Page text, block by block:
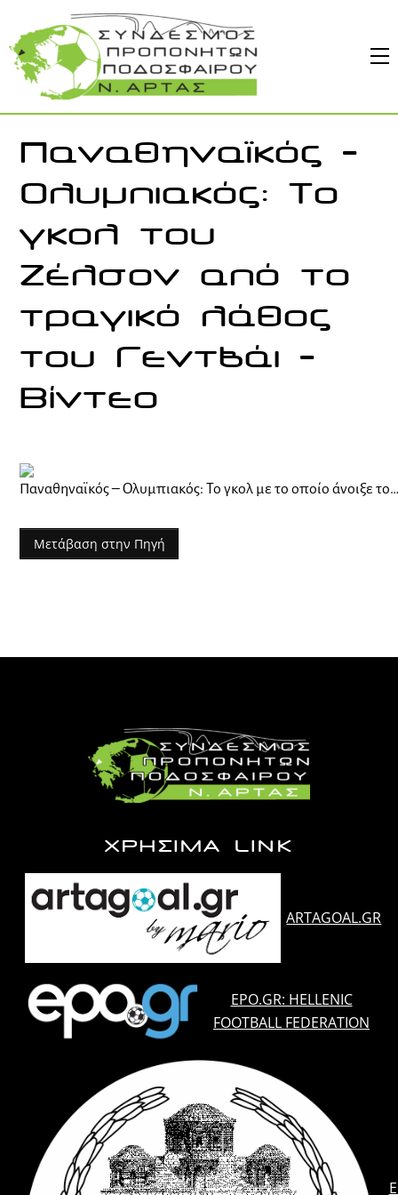
content
Παναθηναϊκός –
Ολυμπιακός: Το
γκολ του
Ζέλσον από το
τραγικό λάθος
του Γεντβάι –
Βίντεο
Παναθηναϊκός – Ολυμπιακός: Το γκολ με το οποίο άνοιξε
Μετάβαση στην Πηγή
ΧΡΗΣΙΜΑ LINK
ARTAGOAL.GR
EPO.GR: HELLENIC
FOOTBALL FEDERATION